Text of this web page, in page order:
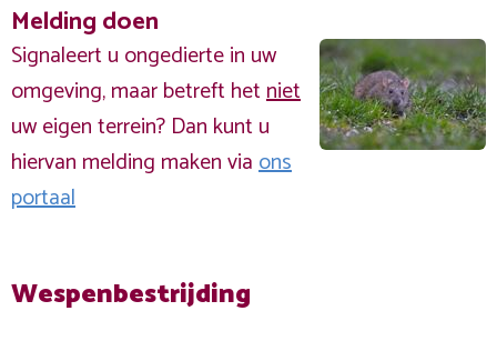
Melding doen
Signaleert u ongedierte in uw
omgeving, maar betreft hetniet
uw eigen terrein? Dan kunt u
hiervan melding maken viaons
portaal
Wespenbestrijding